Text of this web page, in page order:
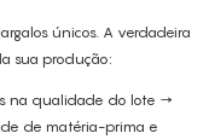
únicos. A verdadeira
sua produção:
na qualidade do lote →
de matéria-prima e